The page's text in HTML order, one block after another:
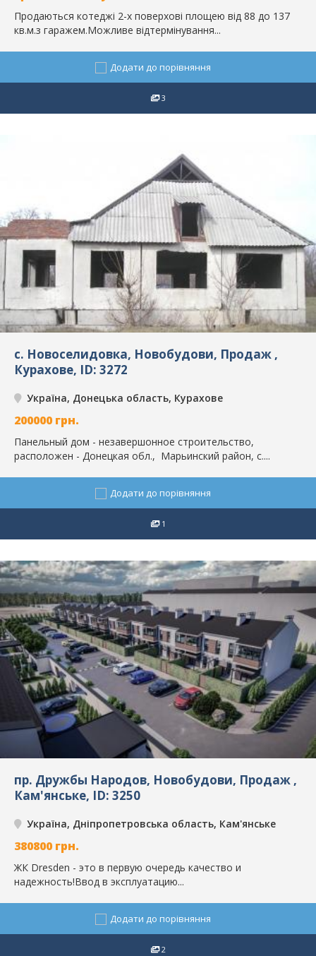
Продаються котеджі 2-х поверхові площею від 88 до 137
кв.м.з гаражем.Можливе відтермінування...
Додати до порівняння
3
с. Новоселидовка, Новобудови, Продаж ,
Курахове, ID: 3272
Україна, Донецька область, Курахове
200000 грн.
Панельный дом - незавершонное строительство,
расположен - Донецкая обл., Марьинский район, с....
Додати до порівняння
1
пр. Дружбы Народов, Новобудови, Продаж ,
Кам'янське, ID: 3250
Україна, Дніпропетровська область, Кам'янське
380800 грн.
ЖК Dresden - это в первую очередь качество и
надежность!Ввод в эксплуатацию...
Додати до порівняння
2